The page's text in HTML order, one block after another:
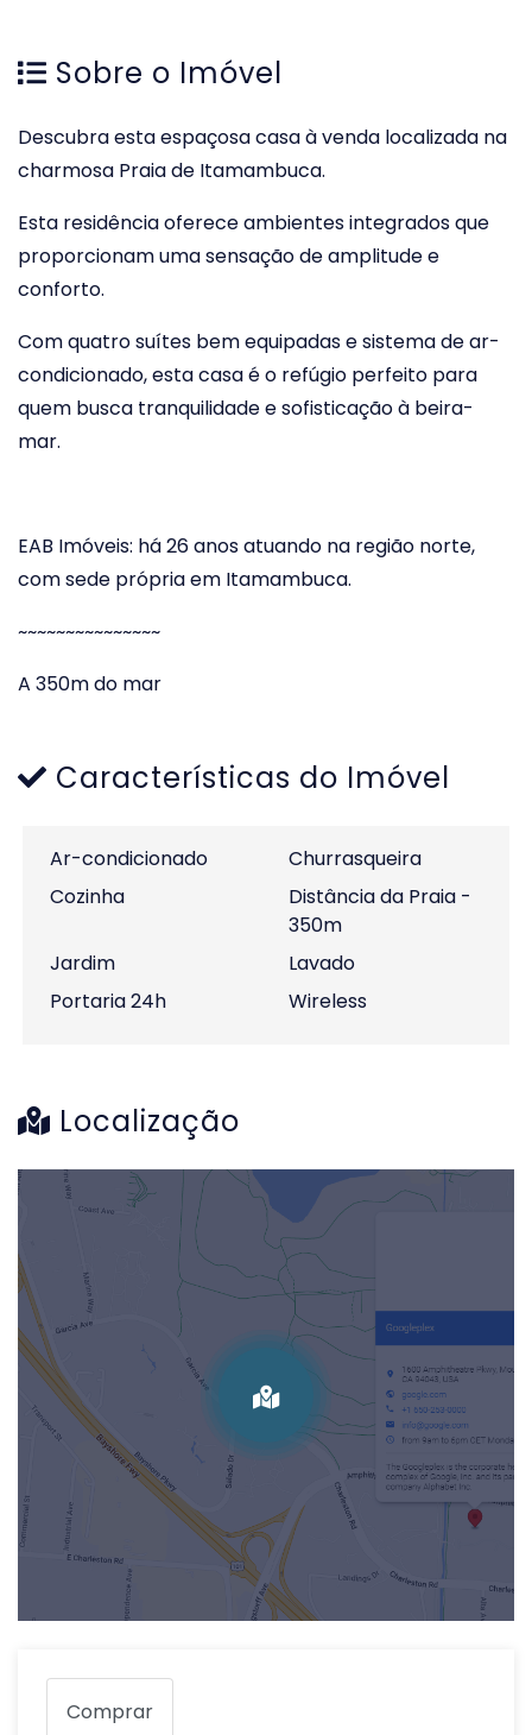
Sobre o Imóvel
Descubra esta espaçosa casa à venda localizada na
charmosa Praia de Itamambuca.
Esta residência oferece ambientes integrados que
proporcionam uma sensação de amplitude e
conforto.
Com quatro suítes bem equipadas e sistema de ar-
condicionado, esta casa é o refúgio perfeito para
quem busca tranquilidade e sofisticação à beira-
mar.
EAB Imóveis: há 26 anos atuando na região norte,
com sede própria em Itamambuca.
~~~~~~~~~~~~~~~
A 350m do mar
Características do Imóvel
Ar-condicionado
Churrasqueira
Cozinha
Distância da Praia -
350m
Jardim
Lavado
Portaria 24h
Wireless
Localização
Comprar